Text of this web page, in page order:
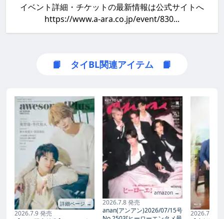
イベント詳細・チケットの最新情報は公式サイトへ
https://www.a-ara.co.jp/event/830...
📙 タイBL関連アイテム 📙
詳細ページ →
2026.7.9 発売
amazon →
2026.7.8 発売
anan(アンアン)2026/07/15号
2026.7.27